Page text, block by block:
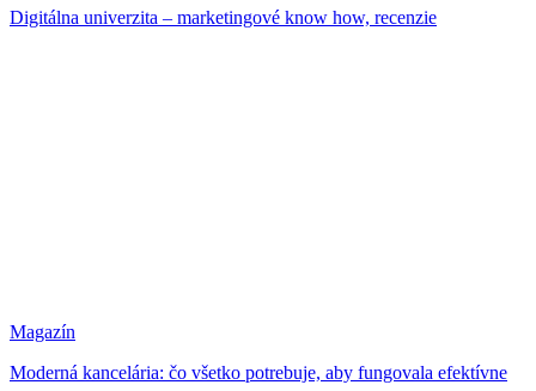
Digitálna univerzita – marketingové know how, recenzie
Magazín
Moderná kancelária: čo všetko potrebuje, aby fungovala efektívne